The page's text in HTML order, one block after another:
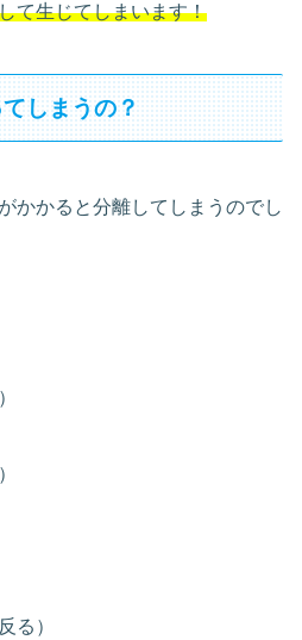
て生じてしまいます！
しまうの？
かかると分離してしまうのでし
る）